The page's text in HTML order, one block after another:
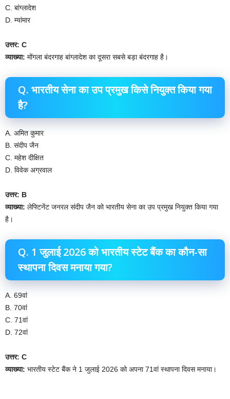
C. बांग्लादेश
D. म्यांमार
उत्तर: C
व्याख्या: मोंगला बंदरगाह बांग्लादेश का दूसरा सबसे बड़ा बंदरगाह है।
Q. भारतीय सेना का उप प्रमुख किसे नियुक्त किया गया
है?
A. अमित कुमार
B. संदीप जैन
C. महेश दीक्षित
D. विवेक अग्रवाल
उत्तर: B
व्याख्या: लेफ्टिनेंट जनरल संदीप जैन को भारतीय सेना का उप प्रमुख नियुक्त किया गया
है।
Q. 1 जुलाई 2026 को भारतीय स्टेट बैंक का कौन-सा
स्थापना दिवस मनाया गया?
A. 69वां
B. 70वां
C. 71वां
D. 72वां
उत्तर: C
व्याख्या: भारतीय स्टेट बैंक ने 1 जुलाई 2026 को अपना 71वां स्थापना दिवस मनाया।